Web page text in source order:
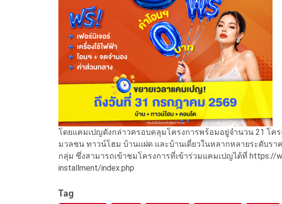
โดยแคมเปญดังกล่าวครอบคลุมโครงการพร้อมอยู่จำนวน 21 โค
มวลชน ทาวน์โฮม บ้านแฝด และบ้านเดี่ยวในหลากหลายระดับรา
กลุ่ม ซึ่งสามารถเข้าชมโครงการที่เข้าร่วมแคมเปญได้ที่ https://
installment/index.php
Tag